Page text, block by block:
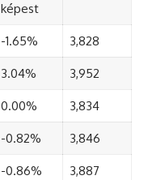
képest
-1.65% 3,828
3.04% 3,952
0.00% 3,834
-0.82% 3,846
-0.86% 3,887